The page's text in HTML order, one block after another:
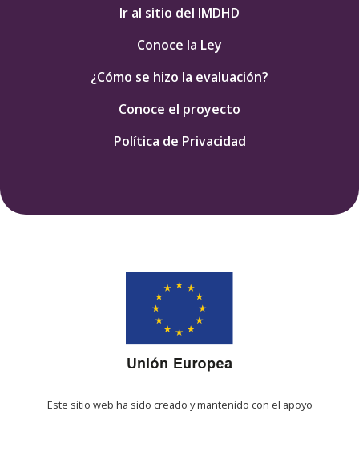
Ir al sitio del IMDHD
Conoce la Ley
¿Cómo se hizo la evaluación?
Conoce el proyecto
Política de Privacidad
Este sitio web ha sido creado y mantenido con el apoyo